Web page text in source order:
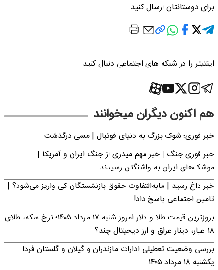
برای دوستانتان ارسال کنید
اینتیتر را در شبکه های اجتماعی دنبال کنید
هم اکنون دیگران میخوانند
خبر فوری؛‌ شوک بزرگ به دنیای فوتبال | مسی درگذشت
خبر فوری جنگ | خبر مهم میدری از جنگ ایران و آمریکا |
موشک‌های ایران به واشنگتن رسیدند
خبر داغ رسید | مابه‌التفاوت حقوق بازنشستگان کی واریز می‌شود؟ |
تامین اجتماعی پاسخ داد!
بروزترین قیمت طلا و دلار امروز شنبه ۱۷ مرداد ۱۴۰۵؛ نرخ سکه، طلای
۱۸ عیار، دینار عراق و ارز دیجیتال چند؟
بررسی وضعیت تعطیلی ادارات مازندران و گیلان و گلستان فردا
یکشنبه ۱۸ مرداد ۱۴۰۵